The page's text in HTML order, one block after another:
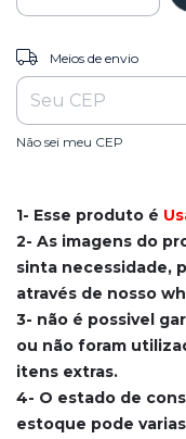
Entregas para o CEP:
Meios de envio
Não sei meu CEP
1- Esse produto é
2- As imagens do
sinta necessidade,
através de nosso
3- não é possivel
ou não foram
itens extras.
4- O estado de
estoque pode